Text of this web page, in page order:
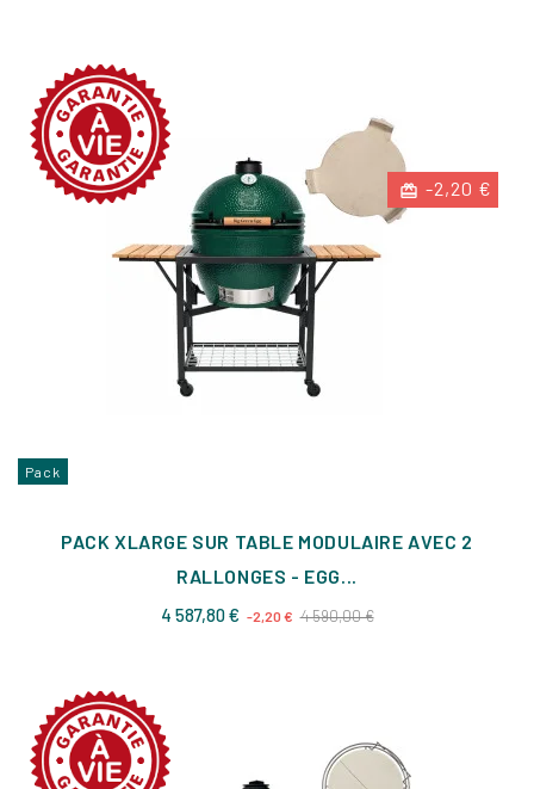
-2,20 €
Pack
PACK XLARGE SUR TABLE MODULAIRE AVEC 2
RALLONGES - EGG...
4 587,80 € Prix
-2,20 € 4 590,00 €Prix